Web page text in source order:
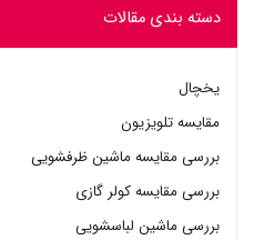
دسته بندی مقالات
یخچال
مقایسه تلویزیون
بررسی مقایسه ماشین ظرفشویی
بررسی مقایسه کولر گازی
بررسی ماشین لباسشویی